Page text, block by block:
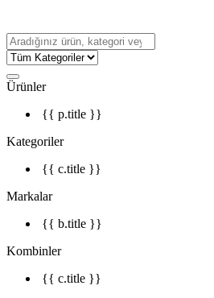
Ürünler
{{ p.title }}
Kategoriler
{{ c.title }}
Markalar
{{ b.title }}
Kombinler
{{ c.title }}